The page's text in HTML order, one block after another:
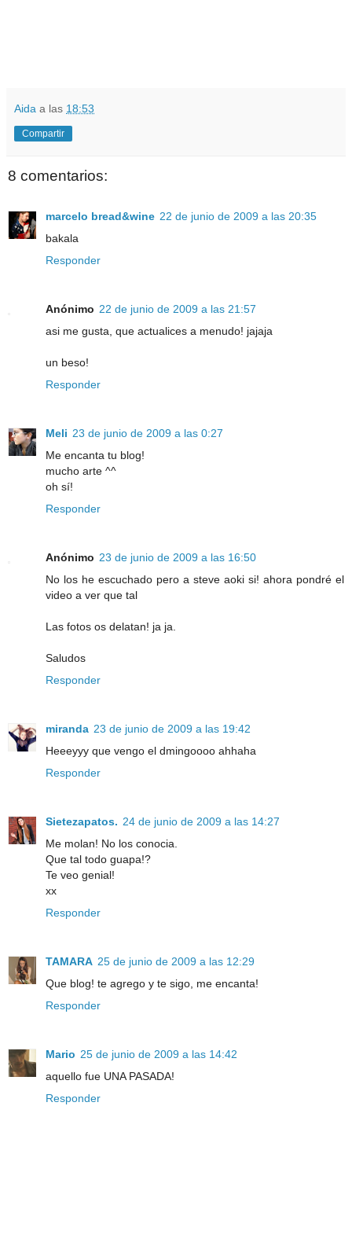
Aida a las 18:53
Compartir
8 comentarios:
marcelo bread&wine 22 de junio de 2009 a las 20:35
bakala
Responder
Anónimo 22 de junio de 2009 a las 21:57
asi me gusta, que actualices a menudo! jajaja
un beso!
Responder
Meli 23 de junio de 2009 a las 0:27
Me encanta tu blog!
mucho arte ^^
oh sí!
Responder
Anónimo 23 de junio de 2009 a las 16:50
No los he escuchado pero a steve aoki si! ahora pondré el
video a ver que tal
Las fotos os delatan! ja ja.
Saludos
Responder
miranda 23 de junio de 2009 a las 19:42
Heeeyyy que vengo el dmingoooo ahhaha
Responder
Sietezapatos. 24 de junio de 2009 a las 14:27
Me molan! No los conocia.
Que tal todo guapa!?
Te veo genial!
xx
Responder
TAMARA 25 de junio de 2009 a las 12:29
Que blog! te agrego y te sigo, me encanta!
Responder
Mario 25 de junio de 2009 a las 14:42
aquello fue UNA PASADA!
Responder